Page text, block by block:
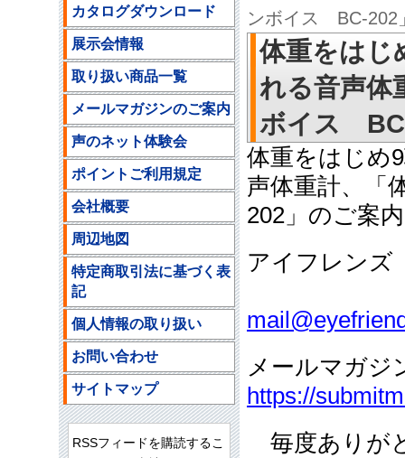
ンボイス BC-202
体重をはじ
れる音声体
ボイス
体重をはじめ
声体重計、「
202」のご案内
アイフレン
メールマガジ
https://
毎度ありが
カタログダウンロード
展示会情報
取り扱い商品一覧
メールマガジンのご案内
声のネット体験会
ポイントご利用規定
会社概要
周辺地図
特定商取引法に基づく表
記
個人情報の取り扱い
お問い合わせ
サイトマップ
RSSフィードを購読するこ